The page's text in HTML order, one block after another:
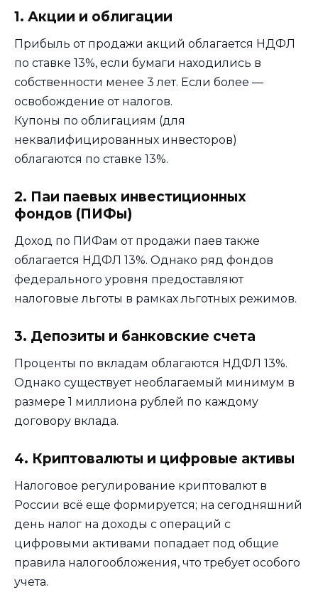
1. Акции и облигации
Прибыль от продажи акций облагается НДФЛ
по ставке 13%, если бумаги находились в
собственности менее 3 лет. Если более —
освобождение от налогов.
Купоны по облигациям (для
неквалифицированных инвесторов)
облагаются по ставке 13%.
2. Паи паевых инвестиционных
фондов (ПИФы)
Доход по ПИФам от продажи паев также
облагается НДФЛ 13%. Однако ряд фондов
федерального уровня предоставляют
налоговые льготы в рамках льготных режимов.
3. Депозиты и банковские счета
Проценты по вкладам облагаются НДФЛ 13%.
Однако существует необлагаемый минимум в
размере 1 миллиона рублей по каждому
договору вклада.
4. Криптовалюты и цифровые активы
Налоговое регулирование криптовалют в
России всё еще формируется; на сегодняшний
день налог на доходы с операций с
цифровыми активами попадает под общие
правила налогообложения, что требует особого
учета.